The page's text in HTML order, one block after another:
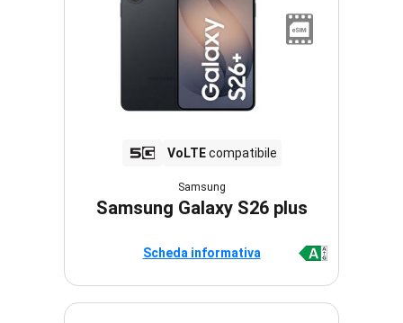
VoLTEcompatibile
Samsung
Samsung Galaxy S26 plus
Scheda informativa